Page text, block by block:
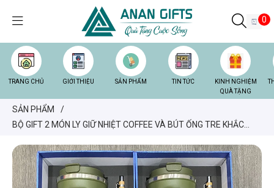
0
TRANG CHỦ GIỚI THIỆU SẢN PHẨM TIN TỨC
KINH NGHIỆM
QUÀ TẶNG
SẢN PHẨM
/
BỘ GIFT 2 MÓN LY GIỮ NHIỆT COFFEE VÀ BÚT ỐNG TRE KHẮC